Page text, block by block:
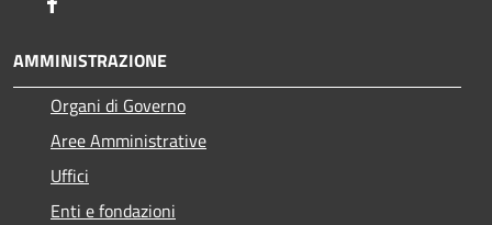
AMMINISTRAZIONE
Organi di Governo
Aree Amministrative
Uffici
Enti e fondazioni